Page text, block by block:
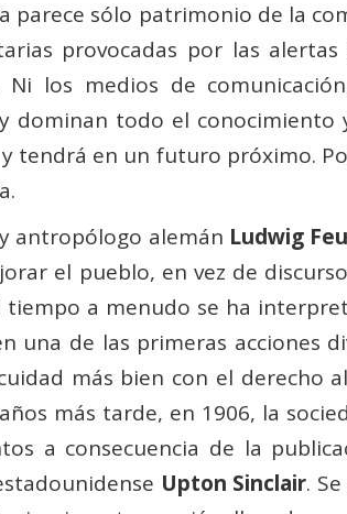
parece sólo patrimonio de la
provocadas por las
Ni los medios de
dominan todo el
tendrá en un futuro próximo.
antropólogo alemán Ludwig
el pueblo, en vez de
tiempo a menudo se ha
una de las primeras acciones
más bien con el derecho
más tarde, en 1906, la
a consecuencia de la
Upton Sinclair.